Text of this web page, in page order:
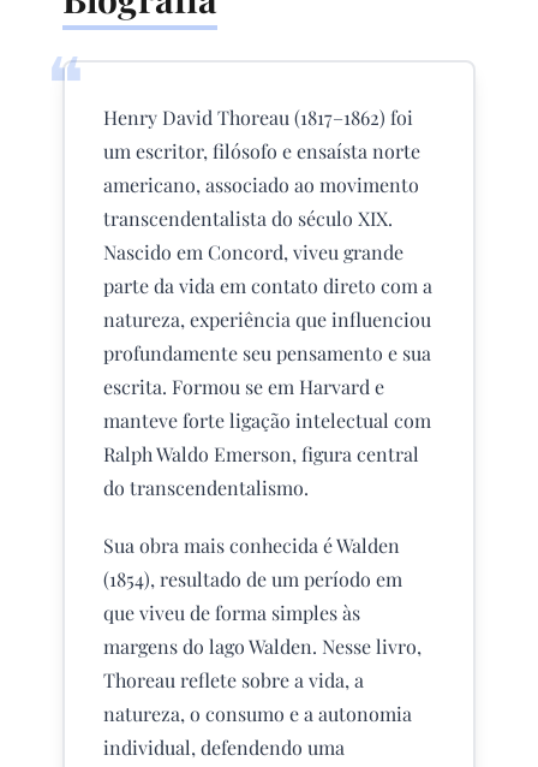
❝
Henry David Thoreau (1817–1862) foi
um escritor, filósofo e ensaísta norte
americano, associado ao movimento
transcendentalista do século XIX.
Nascido em Concord, viveu grande
parte da vida em contato direto com a
natureza, experiência que influenciou
profundamente seu pensamento e sua
escrita. Formou se em Harvard e
manteve forte ligação intelectual com
Ralph Waldo Emerson, figura central
do transcendentalismo.
Sua obra mais conhecida é Walden
(1854), resultado de um período em
que viveu de forma simples às
margens do lago Walden. Nesse livro,
Thoreau reflete sobre a vida, a
natureza, o consumo e a autonomia
individual, defendendo uma